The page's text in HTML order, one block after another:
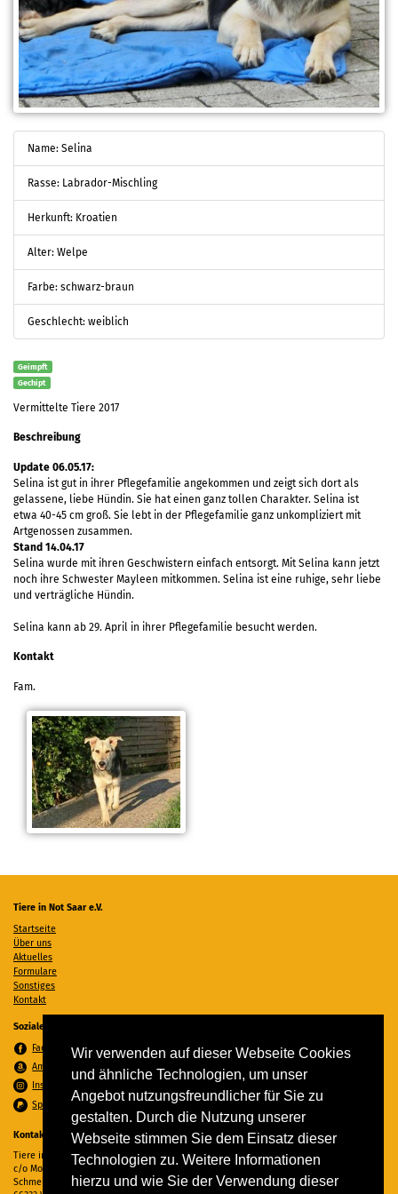
Wir verwenden auf dieser Webseite Cookies
und ähnliche Technologien, um unser
Angebot nutzungsfreundlicher für Sie zu
gestalten. Durch die Nutzung unserer
Webseite stimmen Sie dem Einsatz dieser
Technologien zu. Weitere Informationen
hierzu und wie Sie der Verwendung dieser
Name: Selina
Rasse: Labrador-Mischling
Herkunft: Kroatien
Alter: Welpe
Farbe: schwarz-braun
Geschlecht: weiblich
Geimpft
Gechipt
Vermittelte Tiere 2017
Beschreibung
Update 06.05.17:
Selina ist gut in ihrer Pflegefamilie angekommen und zeigt sich dort als
gelassene, liebe Hündin. Sie hat einen ganz tollen Charakter. Selina ist
etwa 40-45 cm groß. Sie lebt in der Pflegefamilie ganz unkompliziert mit
Artgenossen zusammen.
Stand 14.04.17
Selina wurde mit ihren Geschwistern einfach entsorgt. Mit Selina kann jetzt
noch ihre Schwester Mayleen mitkommen. Selina ist eine ruhige, sehr liebe
und verträgliche Hündin.
Selina kann ab 29. April in ihrer Pflegefamilie besucht werden.
Kontakt
Fam.
Tiere in Not Saar e.V.
Startseite
Über uns
Aktuelles
Formulare
Sonstiges
Kontakt
Soziale Medien
Facebook
Amazon Wunschzettel
Instagram
Spenden per PayPal
Kontakt
Tiere in Not Saar e.V.
c/o Monika Ewen
Schmelzer Straße 22